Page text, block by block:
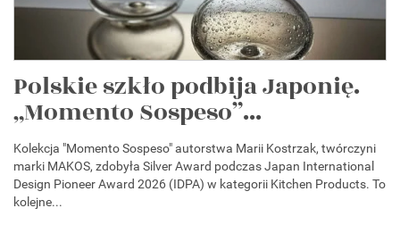
Polskie szkło podbija Japonię.
„Momento Sospeso”...
Kolekcja "Momento Sospeso" autorstwa Marii Kostrzak, twórczyni
marki MAKOS, zdobyła Silver Award podczas Japan International
Design Pioneer Award 2026 (IDPA) w kategorii Kitchen Products. To
kolejne...